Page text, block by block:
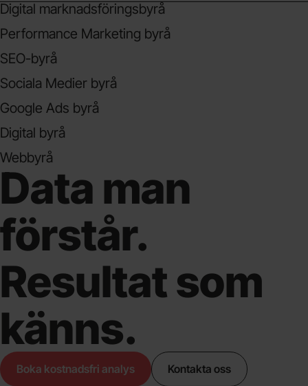
Digital marknadsföringsbyrå
Performance Marketing byrå
SEO-byrå
Sociala Medier byrå
Google Ads byrå
Digital byrå
Webbyrå
Data man
förstår.
Resultat som
känns.
Boka kostnadsfri analys Kontakta oss